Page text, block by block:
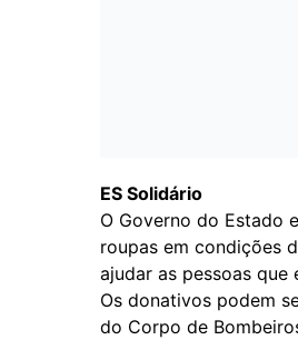
ES Solidário
O Governo do Estado
roupas em condições
ajudar as pessoas
Os donativos podem
do Corpo de